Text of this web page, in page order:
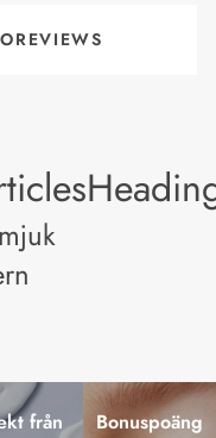
från
Bonuspoäng